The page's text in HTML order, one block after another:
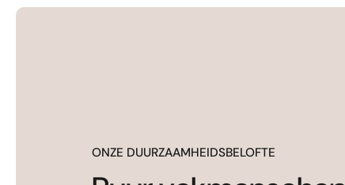
ONZE DUURZAAMHEIDSBELOFTE